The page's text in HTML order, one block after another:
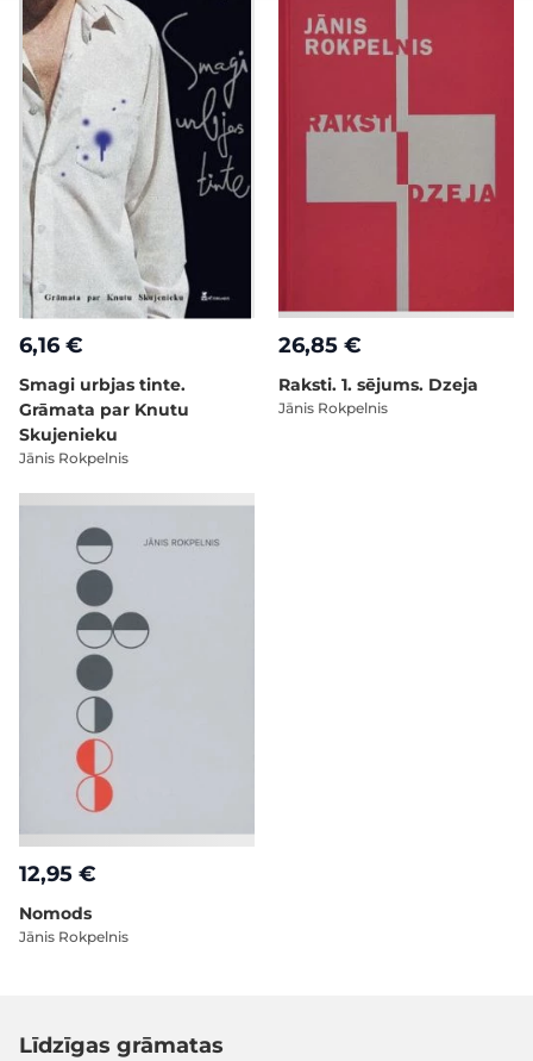
6,16 €
Smagi urbjas tinte.
Grāmata par Knutu
Skujenieku
Jānis Rokpelnis
26,85 €
Raksti. 1. sējums. Dzeja
Jānis Rokpelnis
12,95 €
Nomods
Jānis Rokpelnis
Līdzīgas grāmatas